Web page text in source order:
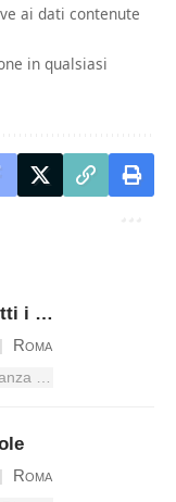
ai dati contenute
in qualsiasi
Terrazza Tevere, tutti i concerti dal 3 al 9 agosto
| Roma
| Roma